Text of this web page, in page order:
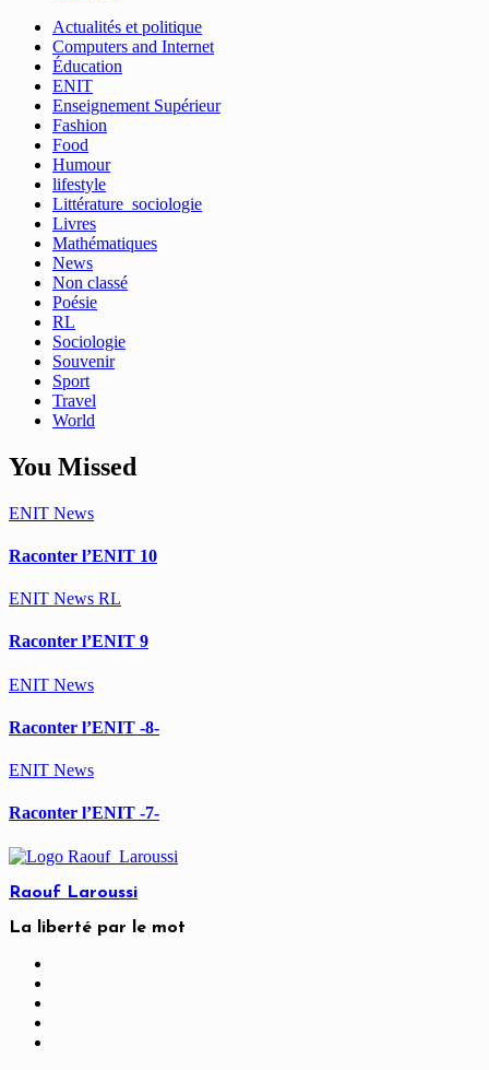
Actualités et politique
Computers and Internet
Éducation
ENIT
Enseignement Supérieur
Fashion
Food
Humour
lifestyle
Littérature_sociologie
Livres
Mathématiques
News
Non classé
Poésie
RL
Sociologie
Souvenir
Sport
Travel
World
You Missed
ENIT News
Raconter l’ENIT 10
ENIT News RL
Raconter l’ENIT 9
ENIT News
Raconter l’ENIT -8-
ENIT News
Raconter l’ENIT -7-
Raouf Laroussi
La liberté par le mot